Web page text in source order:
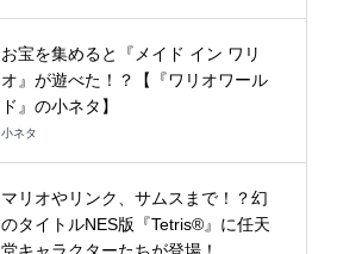
お宝を集めると『メイド イン ワリ
オ』が遊べた！？【『ワリオワール
ド』の小ネタ】
小ネタ
マリオやリンク、サムスまで！？幻
のタイトルNES版『Tetris®』に任天